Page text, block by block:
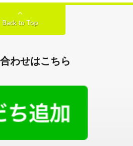
Back to Top
わせはこちら